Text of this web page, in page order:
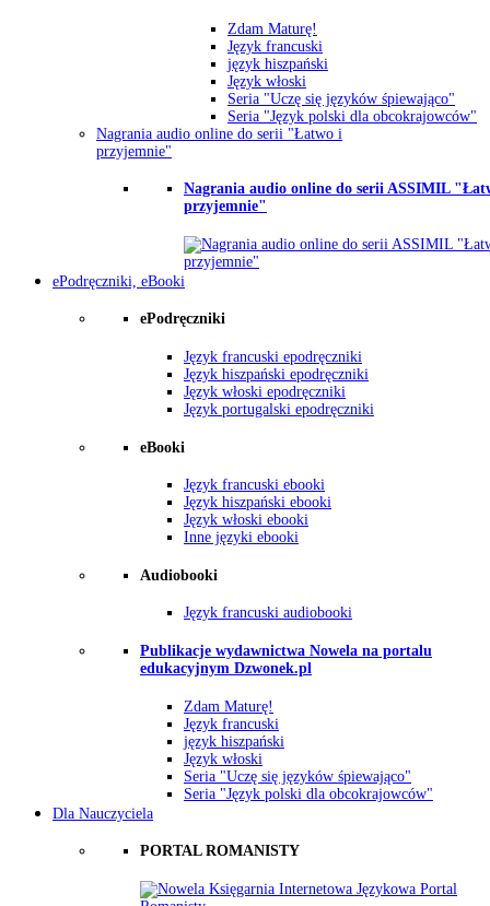
Zdam Maturę!
Język francuski
język hiszpański
Język włoski
Seria "Uczę się języków śpiewająco"
Seria "Język polski dla obcokrajowców"
Nagrania audio online do serii "Łatwo i
przyjemnie"
Nagrania audio online do serii ASSIMIL
przyjemnie"
ePodręczniki, eBooki
ePodręczniki
Język francuski epodręczniki
Język hiszpański epodręczniki
Język włoski epodręczniki
Język portugalski epodręczniki
eBooki
Język francuski ebooki
Język hiszpański ebooki
Język włoski ebooki
Inne języki ebooki
Audiobooki
Język francuski audiobooki
Publikacje wydawnictwa Nowela na portalu
edukacyjnym Dzwonek.pl
Zdam Maturę!
Język francuski
język hiszpański
Język włoski
Seria "Uczę się języków śpiewająco"
Seria "Język polski dla obcokrajowców"
Dla Nauczyciela
PORTAL ROMANISTY